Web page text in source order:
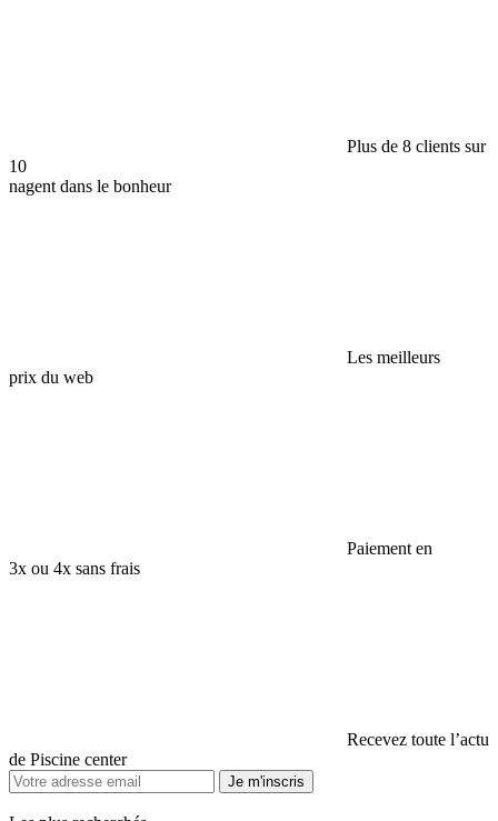
Plus de 8 clients sur
10
nagent dans le bonheur
Les meilleurs
prix du web
Paiement en
3x ou 4x sans frais
Recevez toute l’actu
de Piscine center
Je m'inscris